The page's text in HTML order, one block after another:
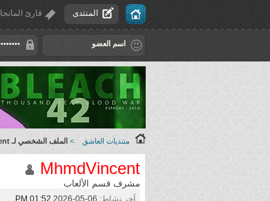
المنتدى قارئ المانجا
منتديات العاشق > الملف الشخصي لـ MhmdVincent
MhmdVincent
مشرف قسم الألعاب
آخر نشاط: 01:52 PM